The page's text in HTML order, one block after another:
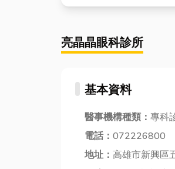
亮晶晶眼科診所
基本資料
醫事機構種類： 專科
電話： 072226800
地址： 高雄市新興